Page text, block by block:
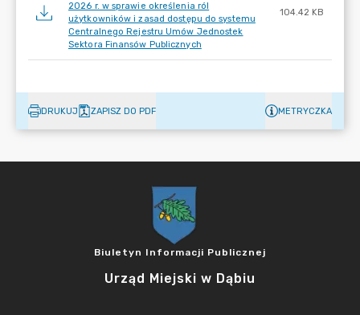
2026 r. w sprawie określenia ról
użytkowników i zasad dostępu do systemu
Centralnego Rejestru Umów Jednostek
Sektora Finansów Publicznych
104.42 KB
DRUKUJ ZAPISZ DO PDF METRYCZKA
Biuletyn Informacji Publicznej
Urząd Miejski w Dąbiu